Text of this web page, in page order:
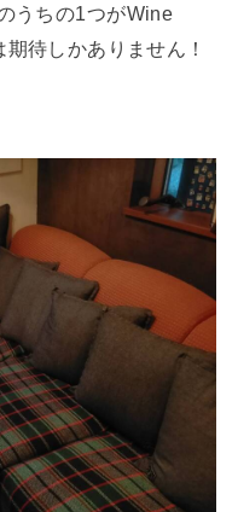
うちの1つがWine
待しかありません！